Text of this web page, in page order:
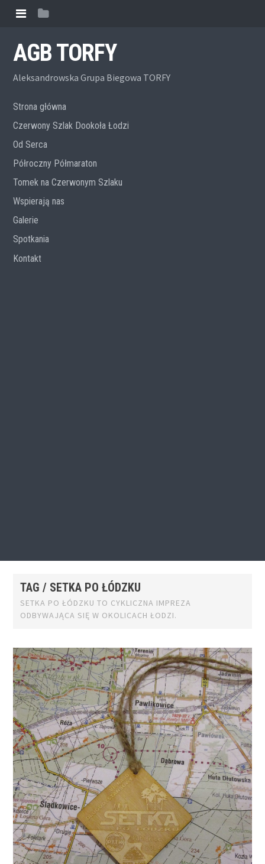
AGB TORFY
Aleksandrowska Grupa Biegowa TORFY
Strona główna
Czerwony Szlak Dookoła Łodzi
Od Serca
Półroczny Półmaraton
Tomek na Czerwonym Szlaku
Wspierają nas
Galerie
Spotkania
Kontakt
TAG / SETKA PO ŁÓDZKU
SETKA PO ŁÓDZKU TO CYKLICZNA IMPREZA
ODBYWAJĄCA SIĘ W OKOLICACH ŁODZI.